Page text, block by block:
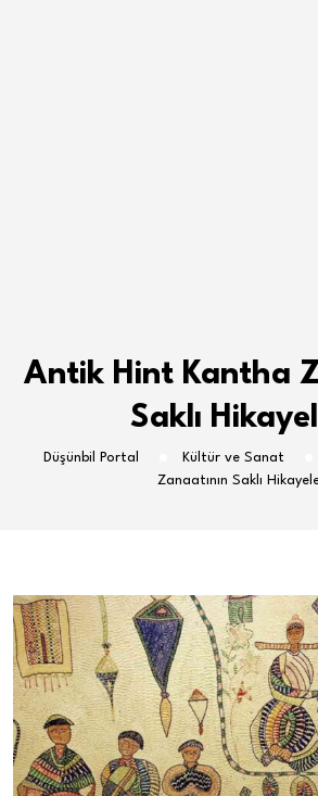
Antik Hint Kantha
Saklı
Düşünbil Portal Kültür ve Sanat
Zanaatının Saklı